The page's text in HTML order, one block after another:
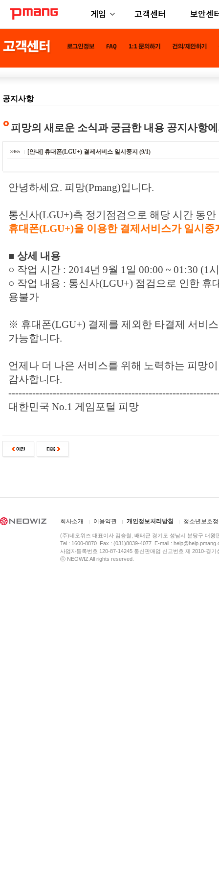
게임 고객센터 보안센
공지사항
피망의 새로운 소식과 궁금한 내용 공지사항
3465 [안내] 휴대폰(LGU+) 결제서비스 일시중지 (9/1)
안녕하세요. 피망(Pmang)입니다.
통신사(LGU+)측 정기점검으로 해당 시간 동안
휴대폰(LGU+)을 이용한 결제서비스가 일시중
■ 상세 내용
○ 작업 시간 : 2014년 9월 1일 00:00 ~ 01:30 (1
○ 작업 내용 : 통신사(LGU+) 점검으로 인한 휴
용불가
※ 휴대폰(LGU+) 결제를 제외한 타결제 서비
가능합니다.
언제나 더 나은 서비스를 위해 노력하는 피망
감사합니다.
대한민국 No.1 게임포털 피망
회사소개 이용약관 개인정보처리방침 청소년보호
(주)네오위즈 대표이사 김승철, 배태근 경기도 성남시 분당구 대왕
Tel : 1600-8870 Fax : (031)8039-4077 E-mail :
사업자등록번호 120-87-14245 통신판매업 신고번호 제 2010-경
ⓒ NEOWIZ All rights reserved.